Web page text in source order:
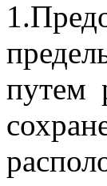
путем